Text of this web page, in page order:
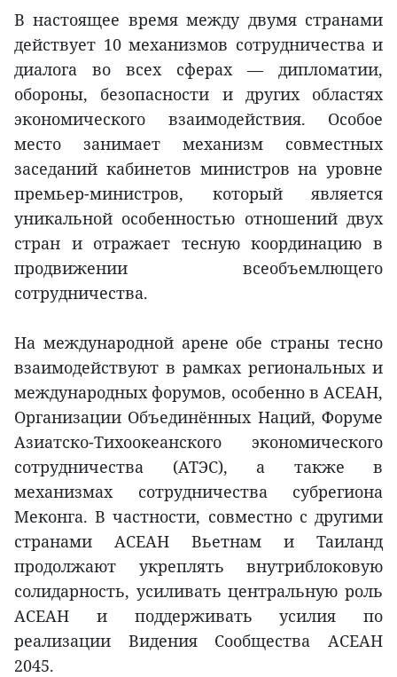
В настоящее время между двумя странами
действует 10 механизмов сотрудничества и
диалога во всех сферах — дипломатии,
обороны, безопасности и других областях
экономического взаимодействия. Особое
место занимает механизм совместных
заседаний кабинетов министров на уровне
премьер-министров, который является
уникальной особенностью отношений двух
стран и отражает тесную координацию в
продвижении всеобъемлющего
сотрудничества.
На международной арене обе страны тесно
взаимодействуют в рамках региональных и
международных форумов, особенно в АСЕАН,
Организации Объединённых Наций, Форуме
Азиатско-Тихоокеанского экономического
сотрудничества (АТЭС), а также в
механизмах сотрудничества субрегиона
Меконга. В частности, совместно с другими
странами АСЕАН Вьетнам и Таиланд
продолжают укреплять внутриблоковую
солидарность, усиливать центральную роль
АСЕАН и поддерживать усилия по
реализации Видения Сообщества АСЕАН
2045.